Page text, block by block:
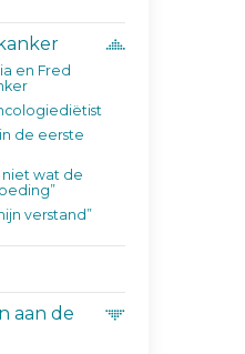
en Fred
de eerste
niet wat de
verstand”
aan de